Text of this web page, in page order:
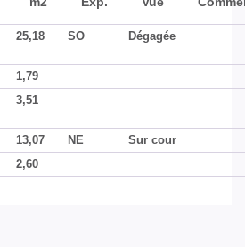
25,18 SO Dégagée
1,79
3,51
13,07 NE
Sur cour
2,60